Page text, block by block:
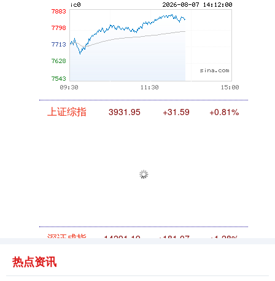
深证成指
热点资讯